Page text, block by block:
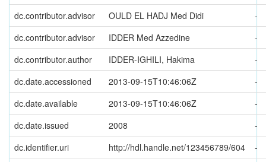
dc.contributor.advisor
OULD EL HADJ Med Didi
-
dc.contributor.advisor
IDDER Med Azzedine
-
dc.contributor.author
IDDER-IGHILI, Hakima
-
dc.date.accessioned
2013-09-15T10:46:06Z
-
dc.date.available
2013-09-15T10:46:06Z
-
dc.date.issued
2008
-
dc.identifier.uri
http://hdl.handle.net/123456789/604
-